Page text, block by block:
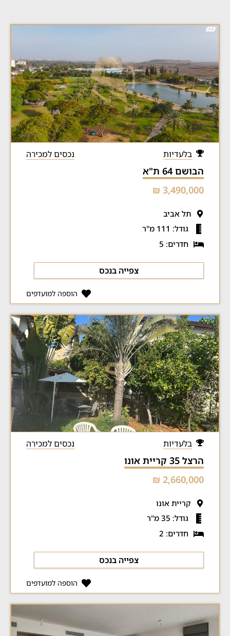
בלעדיות נכסים למכירה
הבושם 64 ת"א
3,490,000 ₪
תל אביב
גודל: 111 מ"ר
חדרים: 5
צפייה בנכס
הוספה למועדפים
בלעדיות נכסים למכירה
הרצל 35 קריית אונו
2,660,000 ₪
קריית אונו
גודל: 35 מ"ר
חדרים: 2
צפייה בנכס
הוספה למועדפים